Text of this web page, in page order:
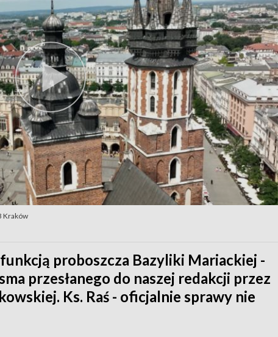
Kraków
funkcją proboszcza Bazyliki Mariackiej -
przesłanego do naszej redakcji przez
Ks. Raś - oficjalnie sprawy nie